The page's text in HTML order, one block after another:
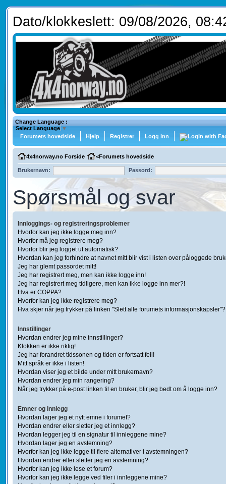
Dato/klokkeslett: 09/08/2026,
Change Language :
Select Language ▼
Forumets hovedside
Hjelp Registrer Logg inn
4x4norway.no Forside <Forumets hovedside
Brukernavn: Passord:
Spørsmål og svar
Innloggings- og registreringsproblemer
Hvorfor kan jeg ikke logge meg inn?
Hvorfor må jeg registrere meg?
Hvorfor blir jeg logget ut automatisk?
Hvordan kan jeg forhindre at navnet mitt blir vist i listen over påloggede
Jeg har glemt passordet mitt!
Jeg har registrert meg, men kan ikke logge inn!
Jeg har registrert meg tidligere, men kan ikke logge inn mer?!
Hva er COPPA?
Hvorfor kan jeg ikke registrere meg?
Hva skjer når jeg trykker på linken "Slett alle forumets informasjonskapsler"?
Innstillinger
Hvordan endrer jeg mine innstillinger?
Klokken er ikke riktig!
Jeg har forandret tidssonen og tiden er fortsatt feil!
Mitt språk er ikke i listen!
Hvordan viser jeg et bilde under mitt brukernavn?
Hvordan endrer jeg min rangering?
Når jeg trykker på e-post linken til en bruker, blir jeg bedt om å logge inn?
Emner og innlegg
Hvordan lager jeg et nytt emne i forumet?
Hvordan endrer eller sletter jeg et innlegg?
Hvordan legger jeg til en signatur til innleggene mine?
Hvordan lager jeg en avstemning?
Hvorfor kan jeg ikke legge til flere alternativer i avstemningen?
Hvordan endrer eller sletter jeg en avstemning?
Hvorfor kan jeg ikke lese et forum?
Hvorfor kan jeg ikke legge ved filer i innleggene mine?